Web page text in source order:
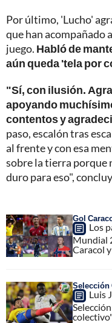
Por último, 'Lucho'
que han acompañado
juego. Habló de
aún queda 'tela por
"Sí, con ilusión.
apoyando
contentos y
paso, escalón tras
al frente y con esa
sobre la tierra porque
duro para eso",
Gol
Los
Mundial
Caracol
Selección
Luis